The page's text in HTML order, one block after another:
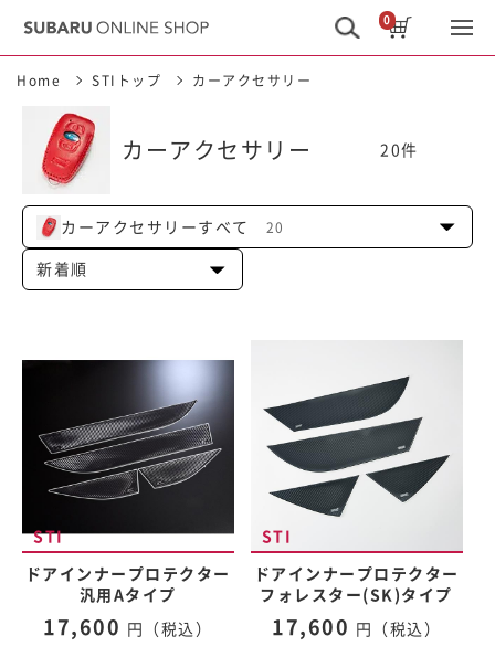
0
Home STIトップ カーアクセサリー
カーアクセサリー 20件
カーアクセサリーすべて 20
新着順
ドアインナープロテクター
汎用Aタイプ
17,600 円（税込）
ドアインナープロテクター
フォレスター(SK)タイプ
17,600 円（税込）